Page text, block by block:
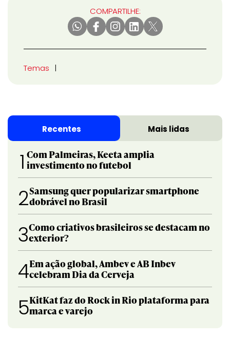
COMPARTILHE:
Temas
Recentes Mais lidas
1 Com Palmeiras, Keeta amplia
investimento no futebol
2Samsung quer popularizar smartphone
dobrável no Brasil
3Como criativos brasileiros se destacam no
exterior?
4Em ação global, Ambev e AB Inbev
celebram Dia da Cerveja
5KitKat faz do Rock in Rio plataforma para
marca e varejo